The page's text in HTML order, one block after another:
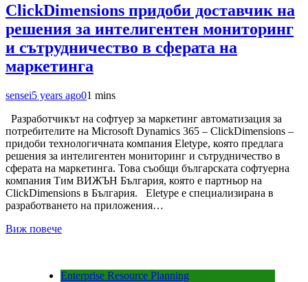
ClickDimensions придоби доставчик на
решения за интелигентен мониторинг
и сътрудничество в сферата на
маркетинга
sensei5 years ago01 mins
Разработчикът на софтуер за маркетинг автоматизация за
потребителите на Microsoft Dynamics 365 – ClickDimensions –
придоби технологичната компания Eletype, която предлага
решения за интелигентен мониторинг и сътрудничество в
сферата на маркетинга. Това съобщи българската софтуерна
компания Тим ВИЖЪН България, която е партньор на
ClickDimensions в България. Eletype е специализирана в
разработването на приложения…
Виж повече
Enterprise Resource Planning